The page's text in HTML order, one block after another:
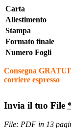
Carta
Allestimento
Stampa
Formato finale
Numero Fogli
Consegna
corriere espresso
Invia il tuo File
File: PDF in 13